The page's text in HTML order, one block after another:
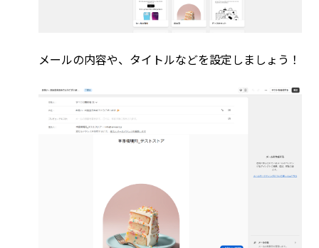
メールの内容や、タイトルなどを設定しましょう！